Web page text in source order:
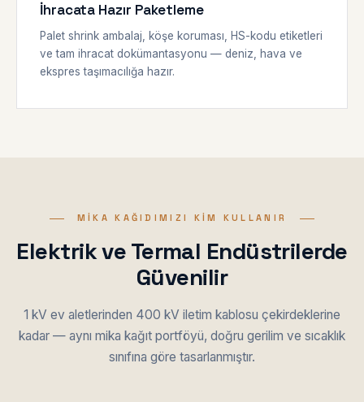
İhracata Hazır Paketleme
Palet shrink ambalaj, köşe koruması, HS-kodu etiketleri
ve tam ihracat dokümantasyonu — deniz, hava ve
ekspres taşımacılığa hazır.
MIKA KAĞIDIMIZI KIM KULLANIR
Elektrik ve Termal Endüstrilerde
Güvenilir
1 kV ev aletlerinden 400 kV iletim kablosu çekirdeklerine
kadar — aynı mika kağıt portföyü, doğru gerilim ve sıcaklık
sınıfına göre tasarlanmıştır.